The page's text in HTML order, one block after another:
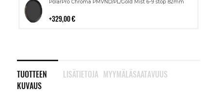
PolarPro Chroma PMVND/PL/Gold Mist 6-9 stop 82mm
329,00 €
TUOTTEEN
KUVAUS
LISÄTIETOJA MYYMÄLÄSAATAVUUS